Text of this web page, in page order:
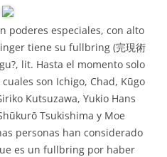
poderes especiales, con alto
tiene su fullbring (完現術
lit. Hasta el momento solo
son Ichigo, Chad, Kūgo
Kutsuzawa, Yukio Hans
Tsukishima y Moe
personas han considerado
es un fullbring por haber